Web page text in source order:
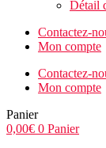
Détail
Contactez-
Mon compte
Contactez-
Mon compte
Panier
0,00€ 0 Panier